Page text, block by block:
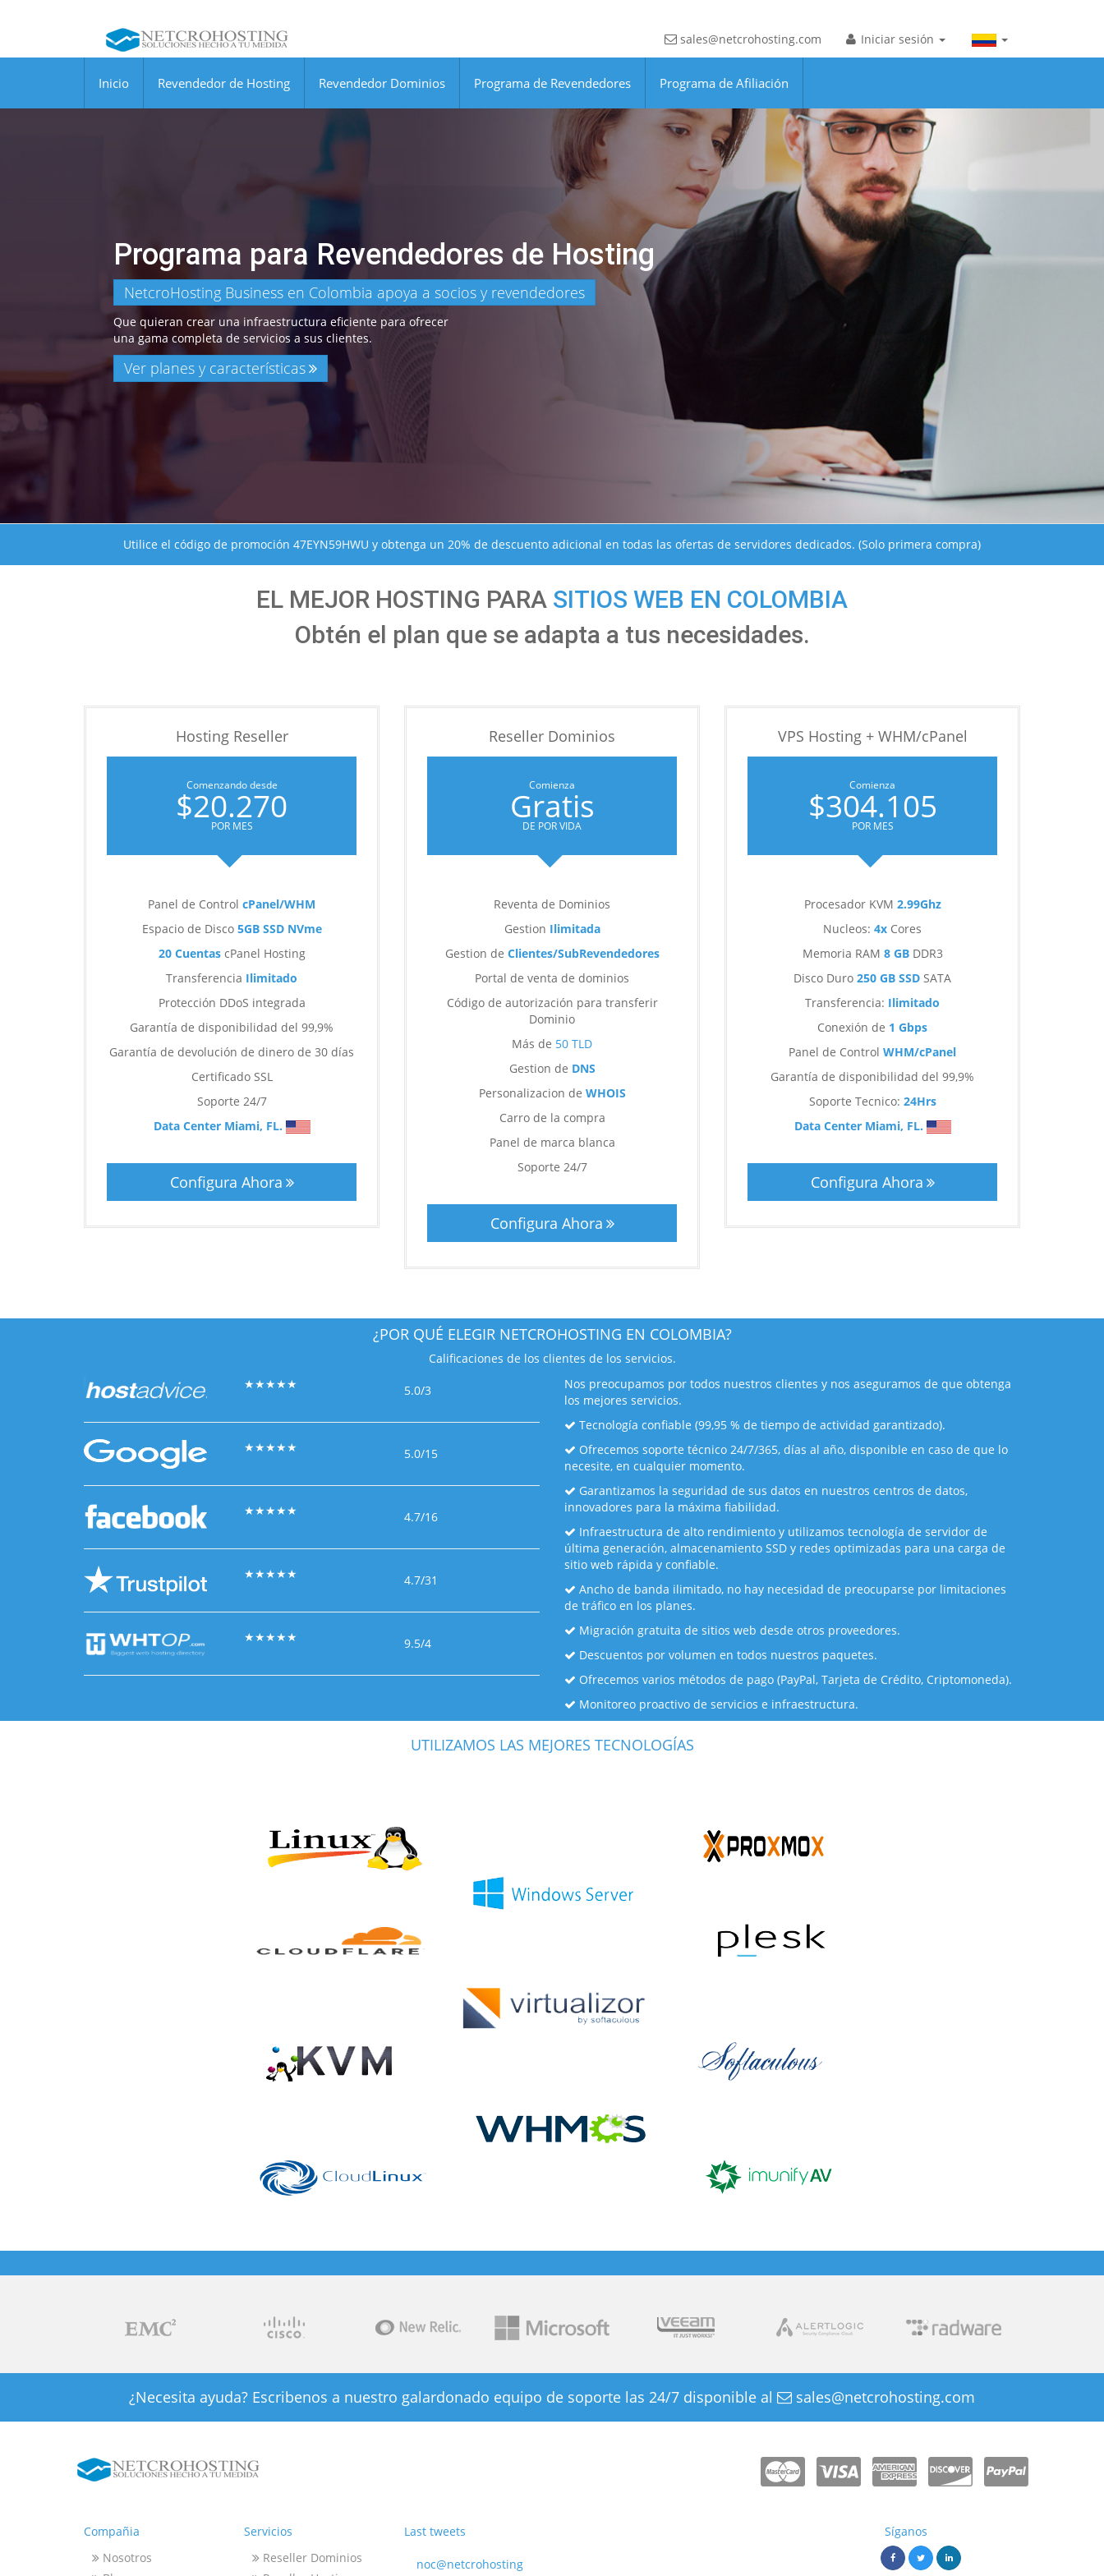
sales@netcrohosting.com Iniciar sesión
Inicio Revendedor de Hosting Revendedor Dominios Programa de Revendedores Programa de Afiliación
Programa para Revendedores de Hosting
NetcroHosting Business en Colombia apoya a socios y revendedores
Que quieran crear una infraestructura eficiente para ofrecer
una gama completa de servicios a sus clientes.
Ver planes y características
Utilice el código de promoción 47EYN59HWU y obtenga un 20% de descuento adicional en todas las ofertas de servidores dedicados. (Solo primera compra)
EL MEJOR HOSTING PARA SITIOS WEB EN COLOMBIA
Obtén el plan que se adapta a tus necesidades.
Hosting Reseller
Comenzando desde
$20.270
POR MES
Panel de Control cPanel/WHM
Espacio de Disco 5GB SSD NVme
20 CuentascPanel Hosting
Transferencia Ilimitado
Protección DDoS integrada
Garantía de disponibilidad del 99,9%
Garantía de devolución de dinero de 30 días
Certificado SSL
Soporte 24/7
Data Center Miami, FL.
Configura Ahora
Reseller Dominios
Comienza
Gratis
DE POR VIDA
Reventa de Dominios
Gestion Ilimitada
Gestion de Clientes/SubRevendedores
Portal de venta de dominios
Código de autorización para transferir
Dominio
Más de 50 TLD
Gestion de DNS
Personalizacion de WHOIS
Carro de la compra
Panel de marca blanca
Soporte 24/7
Configura Ahora
VPS Hosting + WHM/cPanel
Comienza
$304.105
POR MES
Procesador KVM 2.99Ghz
Nucleos: 4x Cores
Memoria RAM 8 GBDDR3
Disco Duro 250 GB SSD SATA
Transferencia: Ilimitado
Conexión de 1 Gbps
Panel de Control WHM/cPanel
Garantía de disponibilidad del 99,9%
Soporte Tecnico: 24Hrs
Data Center Miami, FL.
Configura Ahora
¿POR QUÉ ELEGIR NETCROHOSTING EN COLOMBIA?
Calificaciones de los clientes de los servicios.
★★★★★ 5.0/3
★★★★★ 5.0/15
★★★★★ 4.7/16
★★★★★ 4.7/31
★★★★★ 9.5/4
Nos preocupamos por todos nuestros clientes y nos aseguramos de que obtenga
los mejores servicios.
Tecnología confiable (99,95 % de tiempo de actividad garantizado).
Ofrecemos soporte técnico 24/7/365, días al año, disponible en caso de que lo
necesite, en cualquier momento.
Garantizamos la seguridad de sus datos en nuestros centros de datos,
innovadores para la máxima fiabilidad.
Infraestructura de alto rendimiento y utilizamos tecnología de servidor de
última generación, almacenamiento SSD y redes optimizadas para una carga de
sitio web rápida y confiable.
Ancho de banda ilimitado, no hay necesidad de preocuparse por limitaciones
de tráfico en los planes.
Migración gratuita de sitios web desde otros proveedores.
Descuentos por volumen en todos nuestros paquetes.
Ofrecemos varios métodos de pago (PayPal, Tarjeta de Crédito, Criptomoneda).
Monitoreo proactivo de servicios e infraestructura.
UTILIZAMOS LAS MEJORES TECNOLOGÍAS
¿Necesita ayuda? Escribenos a nuestro galardonado equipo de soporte las 24/7 disponible al sales@netcrohosting.com
Compañia
Nosotros
Servicios
Reseller Dominios
Last tweets
noc@netcrohosting
Síganos